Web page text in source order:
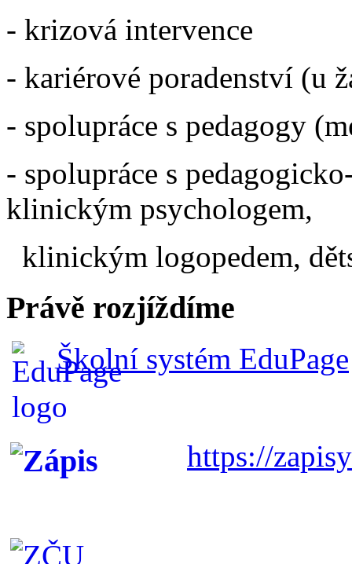
- krizová intervence
- kariérové poradenství (u
- spolupráce s pedagogy
- spolupráce s
klinickým psychologem,
klinickým logopedem,
Právě rozjíždíme
Školní systém EduPage
https://